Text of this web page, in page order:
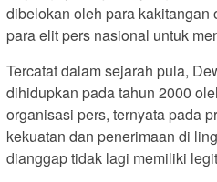
dibelokan oleh para kakitangan
para elit pers nasional untuk
Tercatat dalam sejarah pula,
dihidupkan pada tahun 2000
organisasi pers, ternyata pada
kekuatan dan penerimaan di
dianggap tidak lagi memiliki